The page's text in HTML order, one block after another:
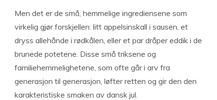
Men det er de små, hemmelige ingrediensene som
virkelig gjør forskjellen: litt appelsinskall i sausen, et
dryss allehånde i rødkålen, eller et par dråper eddik i de
brunede potetene. Disse små triksene og
familiehemmelighetene, som ofte går i arv fra
generasjon til generasjon, løfter retten og gir den den
karakteristiske smaken av dansk jul.